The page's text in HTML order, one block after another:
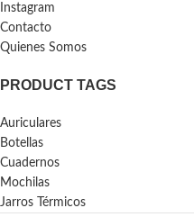
Instagram
Contacto
Quienes Somos
PRODUCT TAGS
Auriculares
Botellas
Cuadernos
Mochilas
Jarros Térmicos